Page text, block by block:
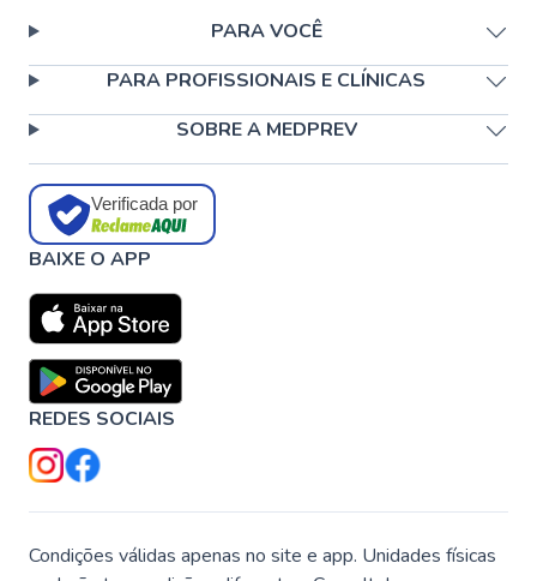
PARA VOCÊ
PARA PROFISSIONAIS E CLÍNICAS
SOBRE A MEDPREV
Verificada por
BAIXE O APP
REDES SOCIAIS
Condições válidas apenas no site e app. Unidades físicas